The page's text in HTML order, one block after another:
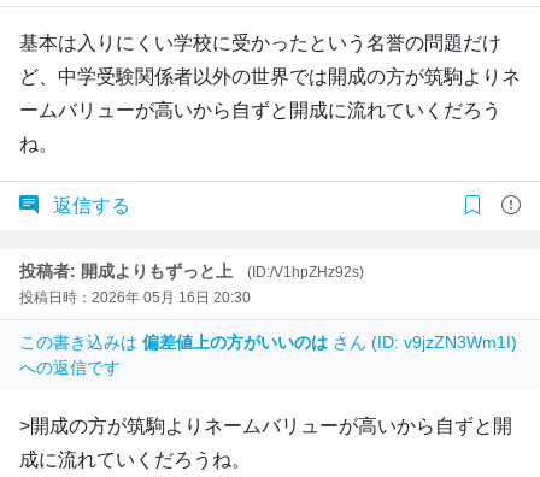
基本は入りにくい学校に受かったという名誉の問題だけ
ど、中学受験関係者以外の世界では開成の方が筑駒よりネ
ームバリューが高いから自ずと開成に流れていくだろう
ね。
返信する
投稿者: 開成よりもずっと上
(ID:/V1hpZHz92s)
投稿日時：2026年 05月 16日 20:30
この書き込みは 偏差値上の方がいいのは さん (ID: v9jzZN3Wm1I)
への返信です
>開成の方が筑駒よりネームバリューが高いから自ずと開
成に流れていくだろうね。